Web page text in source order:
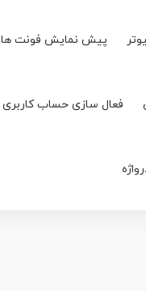
پیش نمایش فونت ها
فعال سازی حساب کاربری